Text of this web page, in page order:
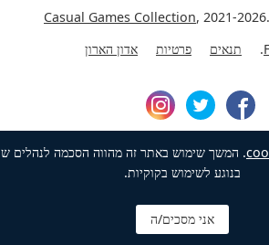
Casual Games Collection, 2021-
תנאים פרטיות אדון הארון
. המשך שימוש באתר זה מהווה הסכמה לנהלים שלנו
בנוגע לשימוש בקוקיות.